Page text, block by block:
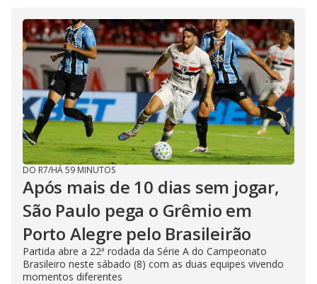
DO R7/HÁ 59 MINUTOS
Após mais de 10 dias sem jogar,
São Paulo pega o Grêmio em
Porto Alegre pelo Brasileirão
Partida abre a 22ª rodada da Série A do Campeonato
Brasileiro neste sábado (8) com as duas equipes vivendo
momentos diferentes